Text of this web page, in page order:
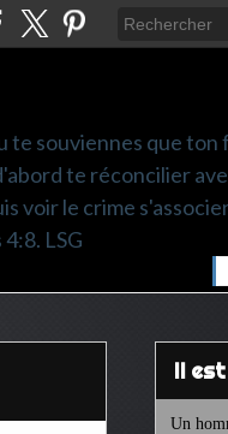
souviennes que ton
te réconcilier
le crime
LSG
Il
Un